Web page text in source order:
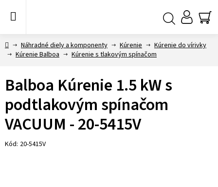
DomovNáhradné diely a komponenty Kúrenie
Kúrenie do vírivky
Kúrenie Balboa
Kúrenie s tlakovým spínačom
Balboa Kúrenie 1.5 kW s
podtlakovým spínačom
VACUUM - 20-5415V
Kód: 20-5415V